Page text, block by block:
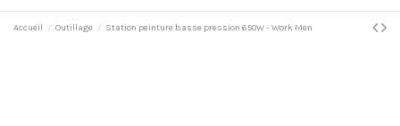
Accueil Outillage Station peinture basse pression 650W - Work Men